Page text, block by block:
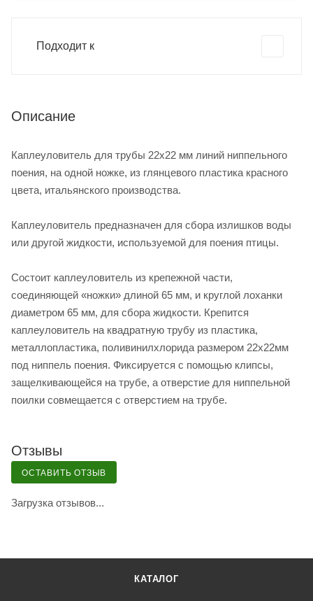
Подходит к
Описание
Каплеуловитель для трубы 22х22 мм линий ниппельного
поения, на одной ножке, из глянцевого пластика красного
цвета, итальянского производства.
Каплеуловитель предназначен для сбора излишков воды
или другой жидкости, используемой для поения птицы.
Состоит каплеуловитель из крепежной части,
соединяющей «ножки» длиной 65 мм, и круглой лоханки
диаметром 65 мм, для сбора жидкости. Крепится
каплеуловитель на квадратную трубу из пластика,
металлопластика, поливинилхлорида размером 22х22мм
под ниппель поения. Фиксируется с помощью клипсы,
защелкивающейся на трубе, а отверстие для ниппельной
поилки совмещается с отверстием на трубе.
Отзывы
ОСТАВИТЬ ОТЗЫВ
Загрузка отзывов...
КАТАЛОГ